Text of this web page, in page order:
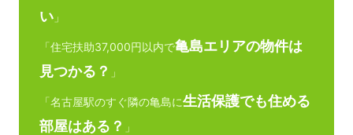
い 」
「住宅扶助37,000円以内で亀島エリアの物件は
見つかる？ 」
「名古屋駅のすぐ隣の亀島に生活保護でも住める
部屋はある？ 」